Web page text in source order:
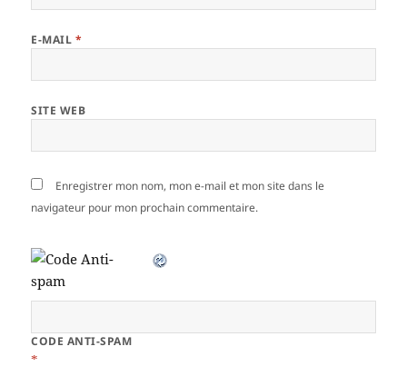
E-MAIL *
SITE WEB
Enregistrer mon nom, mon e-mail et mon site dans le
navigateur pour mon prochain commentaire.
CODE ANTI-SPAM
*